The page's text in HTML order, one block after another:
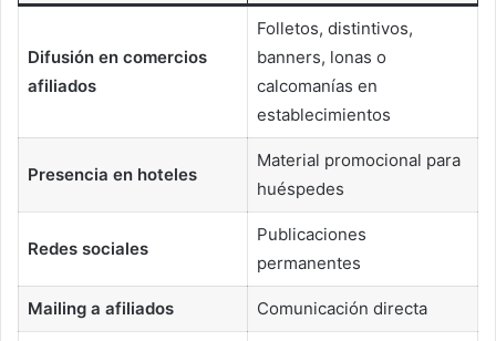
Difusión en comercios
afiliados
Folletos, distintivos,
banners, lonas o
calcomanías en
establecimientos
Presencia en hoteles
Material promocional para
huéspedes
Redes sociales
Publicaciones
permanentes
Mailing a afiliados Comunicación directa